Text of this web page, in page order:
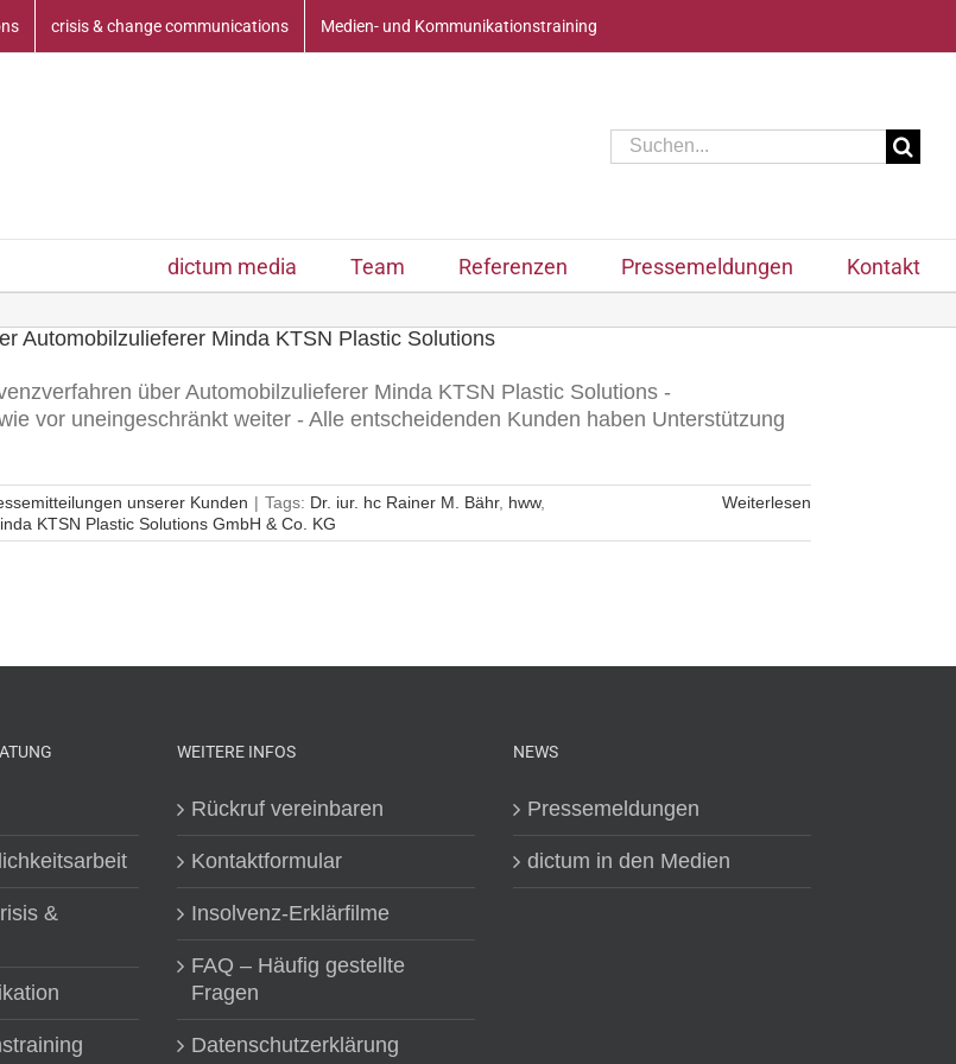
crisis & change communications Medien- und Kommunikationstraining
Suche
nach:
dictum media Team Referenzen Pressemeldungen Kontakt
Automobilzulieferer Minda KTSN Plastic Solutions
über Automobilzulieferer Minda KTSN Plastic Solutions -
vor uneingeschränkt weiter - Alle entscheidenden Kunden haben Unterstützung
unserer Kunden | Tags: Dr. iur. hc Rainer M. Bähr, hww,
KTSN Plastic Solutions GmbH & Co. KG
Weiterlesen
&
WEITERE INFOS
Rückruf vereinbaren
Kontaktformular
Insolvenz-Erklärfilme
FAQ – Häufig gestellte
Fragen
Datenschutzerklärung
NEWS
Pressemeldungen
dictum in den Medien